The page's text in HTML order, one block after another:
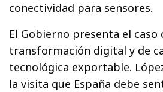
conectividad para sensores.
El Gobierno presenta el
transformación digital y de
tecnológica exportable.
la visita que España debe